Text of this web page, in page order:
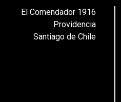
El Comendador 1916
Providencia
Santiago de Chile